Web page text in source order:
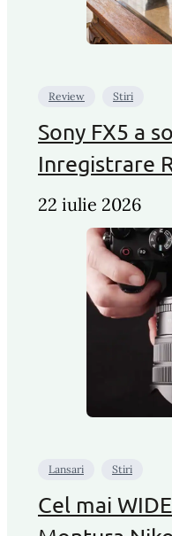
Review Stiri
Sony FX5 a
Inregistrare
22 iulie 2026
Lansari Stiri
Cel mai